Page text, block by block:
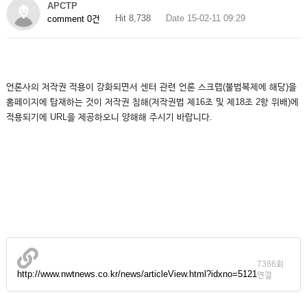
APCTP
comment 0건
Hit 8,738 Date 15-02-11 09:29
언론사의 저작권 적용이 강화되면서 센터 관련 언론 스크랩(불법복제에 해당)을
홈페이지에 탑재하는 것이 저작권 침해(저작권법 제16조 및 제18조 2항 위배)에
적용되기에 URL을 제공하오니 양해해 주시기 바랍니다.
http://www.nwtnews.co.kr/news/articleView.html?idxno=5121
7386회
연결